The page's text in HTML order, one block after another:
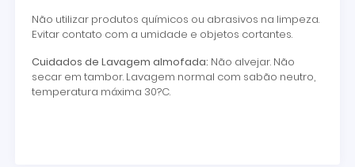
Não utilizar produtos químicos ou abrasivos na limpeza.
Evitar contato com a umidade e objetos cortantes.
Cuidados de Lavagem almofada: Não alvejar. Não
secar em tambor. Lavagem normal com sabão neutro,
temperatura máxima 30?C.